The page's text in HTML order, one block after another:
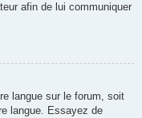
afin de lui communiquer
langue sur le forum, soit
langue. Essayez de